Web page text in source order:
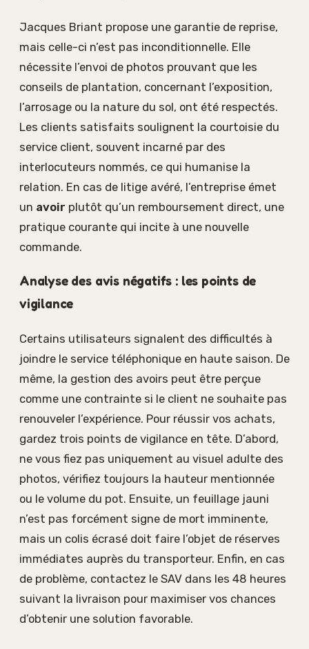
Jacques Briant propose une garantie de reprise,
mais celle-ci n’est pas inconditionnelle. Elle
nécessite l’envoi de photos prouvant que les
conseils de plantation, concernant l’exposition,
l’arrosage ou la nature du sol, ont été respectés.
Les clients satisfaits soulignent la courtoisie du
service client, souvent incarné par des
interlocuteurs nommés, ce qui humanise la
relation. En cas de litige avéré, l’entreprise émet
un avoir plutôt qu’un remboursement direct, une
pratique courante qui incite à une nouvelle
commande.
Analyse des avis négatifs : les points de
vigilance
Certains utilisateurs signalent des difficultés à
joindre le service téléphonique en haute saison. De
même, la gestion des avoirs peut être perçue
comme une contrainte si le client ne souhaite pas
renouveler l’expérience. Pour réussir vos achats,
gardez trois points de vigilance en tête. D’abord,
ne vous fiez pas uniquement au visuel adulte des
photos, vérifiez toujours la hauteur mentionnée
ou le volume du pot. Ensuite, un feuillage jauni
n’est pas forcément signe de mort imminente,
mais un colis écrasé doit faire l’objet de réserves
immédiates auprès du transporteur. Enfin, en cas
de problème, contactez le SAV dans les 48 heures
suivant la livraison pour maximiser vos chances
d’obtenir une solution favorable.